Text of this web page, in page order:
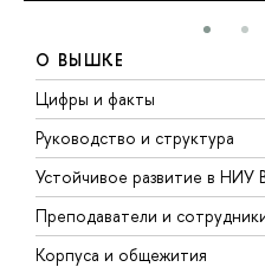
О ВЫШКЕ
Цифры и факты
Руководство и структура
Устойчивое развитие в
Преподаватели и
Корпуса и общежития